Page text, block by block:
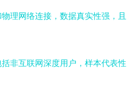
物理网络连接，数据真实性强，且
括非互联网深度用户，样本代表性